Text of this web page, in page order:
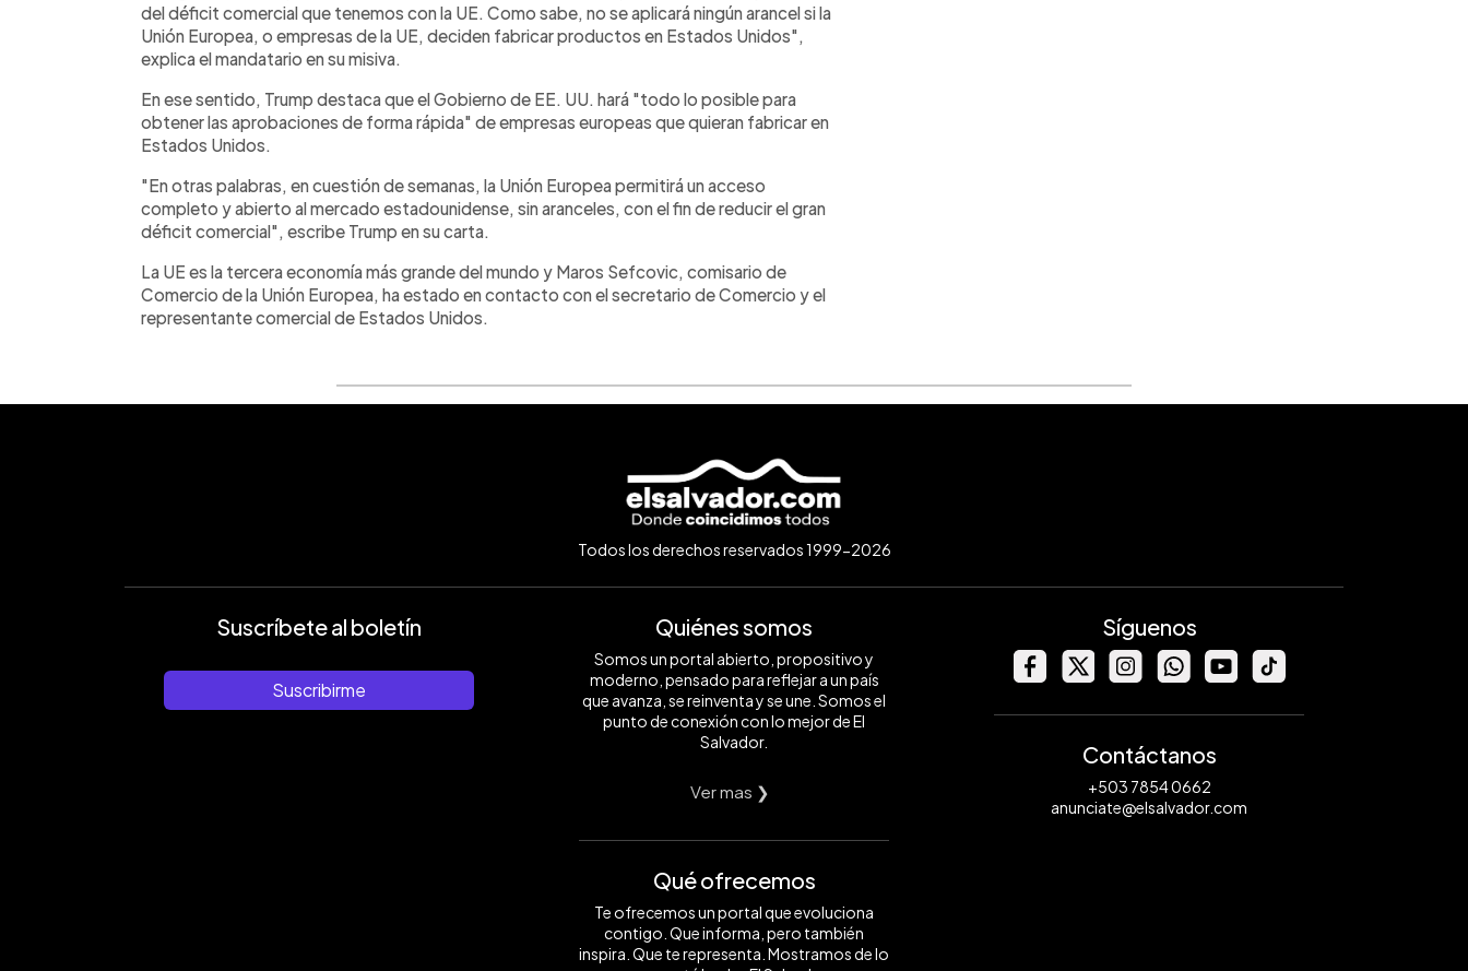
del déficit comercial que tenemos con la UE. Como sabe, no se aplicará ningún arancel si la
Unión Europea, o empresas de la UE, deciden fabricar productos en Estados Unidos",
explica el mandatario en su misiva.
En ese sentido, Trump destaca que el Gobierno de EE. UU. hará "todo lo posible para
obtener las aprobaciones de forma rápida" de empresas europeas que quieran fabricar en
Estados Unidos.
"En otras palabras, en cuestión de semanas, la Unión Europea permitirá un acceso
completo y abierto al mercado estadounidense, sin aranceles, con el fin de reducir el gran
déficit comercial", escribe Trump en su carta.
La UE es la tercera economía más grande del mundo y Maros Sefcovic, comisario de
Comercio de la Unión Europea, ha estado en contacto con el secretario de Comercio y el
representante comercial de Estados Unidos.
Todos los derechos reservados 1999-2026
Suscríbete al boletín
Suscribirme
Quiénes somos
Somos un portal abierto, propositivo y
moderno, pensado para reflejar a un país
que avanza, se reinventa y se une. Somos el
punto de conexión con lo mejor de El
Salvador.
Ver mas ❯
Qué ofrecemos
Te ofrecemos un portal que evoluciona
contigo. Que informa, pero también
inspira. Que te representa. Mostramos de lo
Síguenos
Contáctanos
+503 7854 0662
anunciate@elsalvador.com